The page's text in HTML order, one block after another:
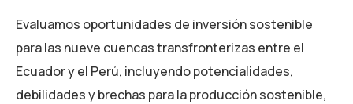
Evaluamos oportunidades de inversión sostenible
para las nueve cuencas transfronterizas entre el
Ecuador y el Perú, incluyendo potencialidades,
debilidades y brechas para la producción sostenible,